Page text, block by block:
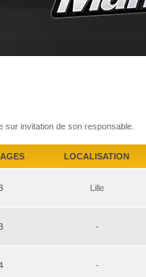
invitation de son responsable.
LOCALISATION
Lille
-
-